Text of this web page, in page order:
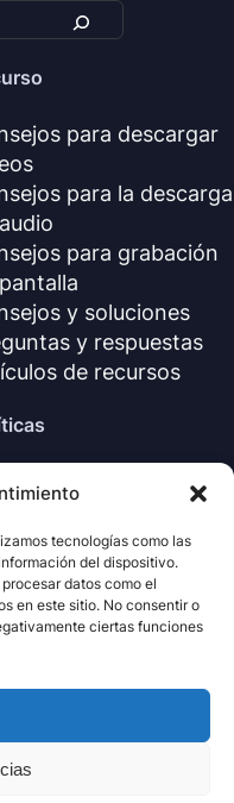
tecnologías como las
del dispositivo.
datos como el
en este sitio. No consentir o
ciertas funciones
para descargar
para la descarga
para grabación
y soluciones
y respuestas
de recursos
de reembolso
de licencia (EN)
y condiciones
de cookies
los derechos
reservados.